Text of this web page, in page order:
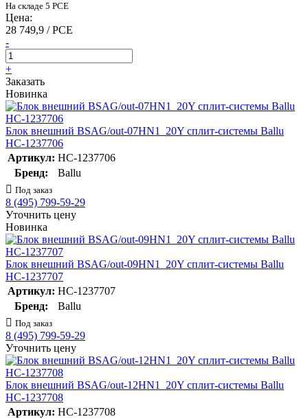
На складе 5 PCE
Цена:
28 749,9 / PCE
-
+
Заказать
Новинка
Блок внешний BSAG/out-07HN1_20Y сплит-системы Ballu
НС-1237706
Артикул: НС-1237706
Бренд:
Ballu
Под заказ
8 (495) 799-59-29
Уточнить цену
Новинка
Блок внешний BSAG/out-09HN1_20Y сплит-системы Ballu
НС-1237707
Артикул: НС-1237707
Бренд:
Ballu
Под заказ
8 (495) 799-59-29
Уточнить цену
Блок внешний BSAG/out-12HN1_20Y сплит-системы Ballu
НС-1237708
Артикул: НС-1237708